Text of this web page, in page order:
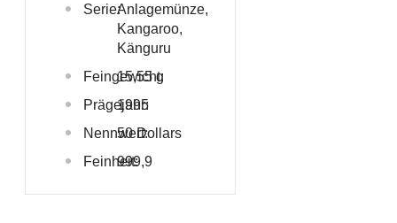
Serie:Anlagemünze,
Kangaroo,
Känguru
Feingewicht:
15,55 g
Prägejahr:
1995
Nennwert:50 Dollars
Feinheit:
999,9